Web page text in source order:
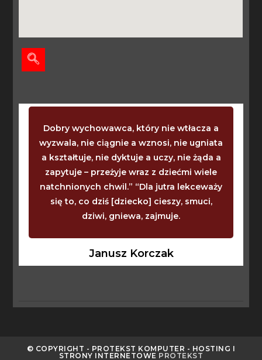
Dobry wychowawca, który nie wtłacza a
wyzwala, nie ciągnie a wznosi, nie ugniata
a kształtuje, nie dyktuje a uczy, nie żąda a
zapytuje – przeżyje wraz z dziećmi wiele
natchnionych chwil.” “Dla jutra lekceważy
się to, co dziś [dziecko] cieszy, smuci,
dziwi, gniewa, zajmuje.
Janusz Korczak
© COPYRIGHT - PROTEKST KOMPUTER - HOSTING I
STRONY INTERNETOWE PROTEKST